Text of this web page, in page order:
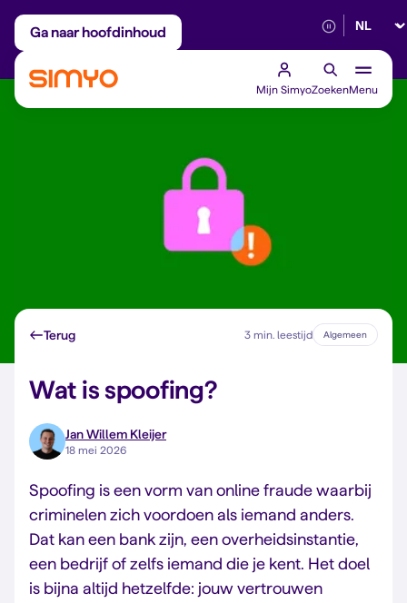
Ga naar hoofdinhoud
Maandelijks aanpasbaar Betrouwbaar
Mijn SimyoZoekenMenu
Terug 3 min. leestijd Algemeen
Wat is spoofing?
Jan Willem Kleijer
18 mei 2026
Spoofing is een vorm van online fraude waarbij
criminelen zich voordoen als iemand anders.
Dat kan een bank zijn, een overheidsinstantie,
een bedrijf of zelfs iemand die je kent. Het doel
is bijna altijd hetzelfde: jouw vertrouwen